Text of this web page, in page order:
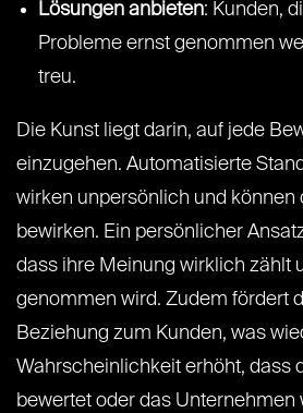
Lösungen anbieten: Kunden,
Probleme ernst genommen
treu.
Die Kunst liegt darin, auf jede
einzugehen. Automatisierte
wirken unpersönlich und können
bewirken. Ein persönlicher
dass ihre Meinung wirklich zählt
genommen wird. Zudem fördert
Beziehung zum Kunden, was
Wahrscheinlichkeit erhöht, dass
bewertet oder das Unternehmen